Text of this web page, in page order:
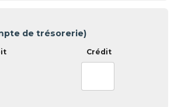
de trésorerie)